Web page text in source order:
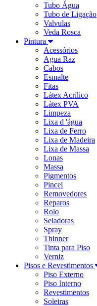
Tubo Água
Tubo de Ligação
Valvulas
Veda Rosca
Pintura
Acessórios
Agua Raz
Cabos
Esmalte
Fitas
Látex Acrílico
Látex PVA
Limpeza
Lixa d 'água
Lixa de Ferro
Lixa de Madeira
Lixa de Massa
Lonas
Massa
Pigmentos
Pincel
Removedores
Reparos
Rolo
Seladoras
Spray
Thinner
Tinta para Piso
Verniz
Pisos e Revestimentos
Piso Externo
Piso Interno
Revestimentos
Soleiras